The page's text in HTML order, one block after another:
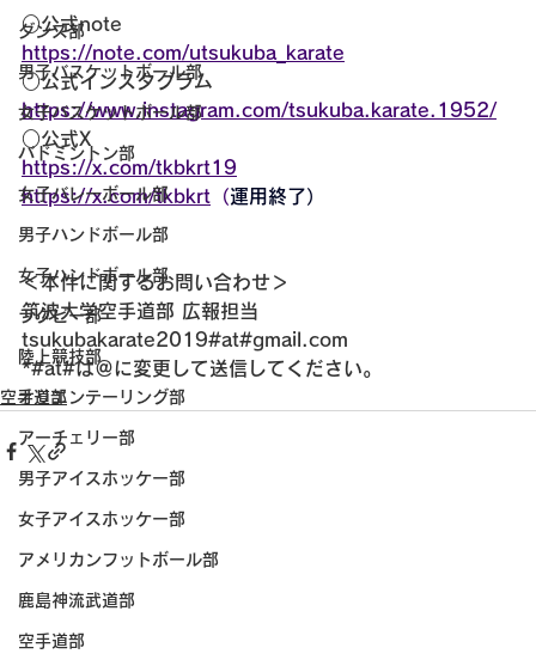
ダンス部
男子バスケットボール部
女子バスケットボール部
バドミントン部
女子バレーボール部
男子ハンドボール部
女子ハンドボール部
ラグビー部
陸上競技部
オリエンテーリング部
アーチェリー部
男子アイスホッケー部
女子アイスホッケー部
アメリカンフットボール部
鹿島神流武道部
空手道部
○公式note
https://note.com/utsukuba_karate
○公式インスタグラム
https://www.instagram.com/tsukuba.karate.1952/
○公式X
https://x.com/tkbkrt19
https://x.com/tkbkrt （運用終了）
＜本件に関するお問い合わせ＞
筑波大学空手道部 広報担当
tsukubakarate2019#at#gmail.com
*#at#は＠に変更して送信してください。
空手道部